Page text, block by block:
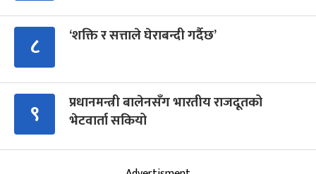
८ ‘शक्ति र सत्ताले घेराबन्दी गर्दैछ’
९
प्रधानमन्त्री बालेनसँग भारतीय राजदूतको
भेटवार्ता सकियो